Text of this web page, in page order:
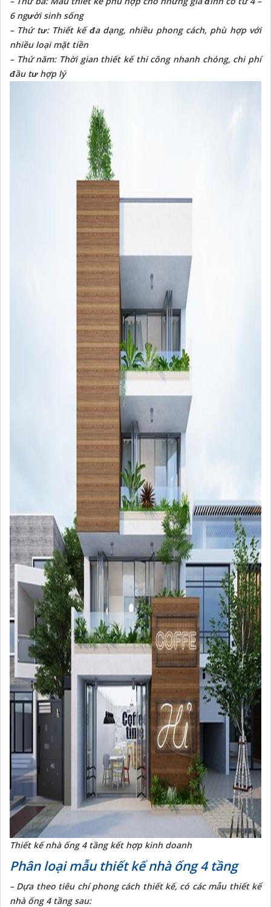
6 người sinh sống
– Thứ tư: Thiết kế đa dạng, nhiều phong cách, phù hợp với
nhiều loại mặt tiền
– Thứ năm: Thời gian thiết kế thi công nhanh chóng, chi phí
đầu tư hợp lý
Thiết kế nhà ống 4 tầng kết hợp kinh doanh
Phân loại mẫu thiết kế nhà ống 4 tầng
– Dựa theo tiêu chí phong cách thiết kế, có các mẫu thiết kế
nhà ống 4 tầng sau: